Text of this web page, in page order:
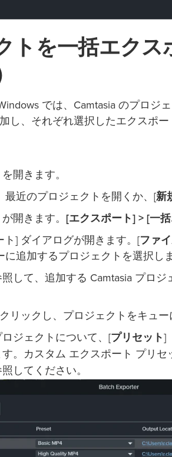
トを一括エクス
では、Camtasia のプロジ
し、それぞれ選択したエクスポ
開きます。
最近のプロジェクトを開くか、[新
開きます。 [エクスポート] > [一
ト] ダイアログが開きます。[ファ
に追加するプロジェクトを選択し
して、追加する Camtasia プロ
リックし、プロジェクトをキュー
ジェクトについて、[プリセット]
。カスタム エクスポート プリセ
照してください。